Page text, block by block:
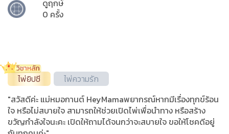
ดูฤกษ์
0 ครั้ง
ไพ่ยิปซี
ไพ่ความรัก
"สวัสดีค่ะ แม่หมอกานต์ HeyMamaพยากรณ์หากมีเรื่องทุกข์ร้อน
ใจ หรือไม่สบายใจ สามารถให้ช่วยเปิดไพ่เพื่อนำทาง หรือสร้าง
ขวัญกำลังใจนะคะ เปิดให้ถามได้จนกว่าจะสบายใจ ขอให้โชคดีอยู่